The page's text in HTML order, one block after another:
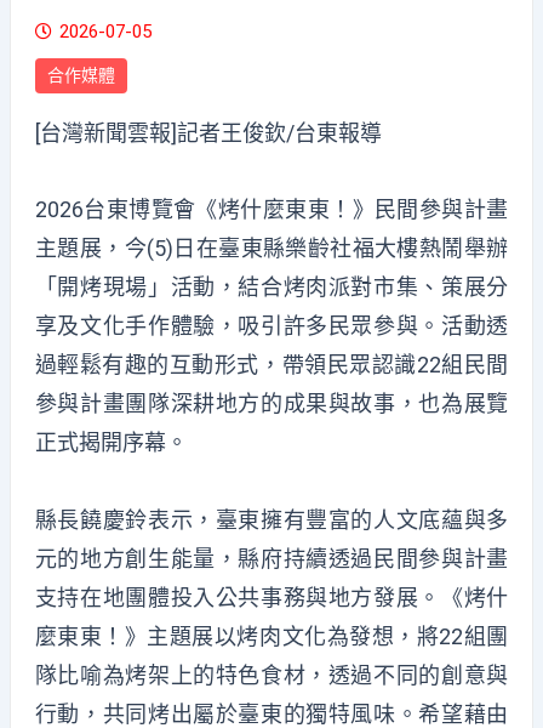
2026-07-05
合作媒體
[台灣新聞雲報]記者王俊欽/台東報導
2026台東博覽會《烤什麼東東！》民間參與計畫
主題展，今(5)日在臺東縣樂齡社福大樓熱鬧舉辦
「開烤現場」活動，結合烤肉派對市集、策展分
享及文化手作體驗，吸引許多民眾參與。活動透
過輕鬆有趣的互動形式，帶領民眾認識22組民間
參與計畫團隊深耕地方的成果與故事，也為展覽
正式揭開序幕。
縣長饒慶鈴表示，臺東擁有豐富的人文底蘊與多
元的地方創生能量，縣府持續透過民間參與計畫
支持在地團體投入公共事務與地方發展。《烤什
麼東東！》主題展以烤肉文化為發想，將22組團
隊比喻為烤架上的特色食材，透過不同的創意與
行動，共同烤出屬於臺東的獨特風味。希望藉由